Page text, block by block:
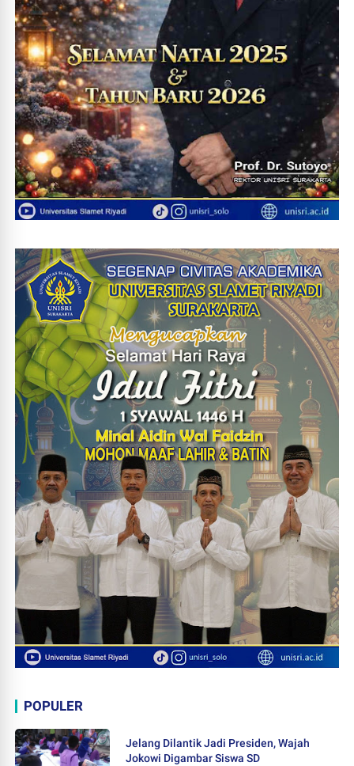
POPULER
Jelang Dilantik Jadi Presiden, Wajah
Jokowi Digambar Siswa SD